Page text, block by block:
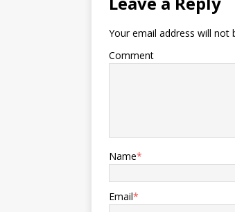
Your email address will not
Comment
Name*
Email*